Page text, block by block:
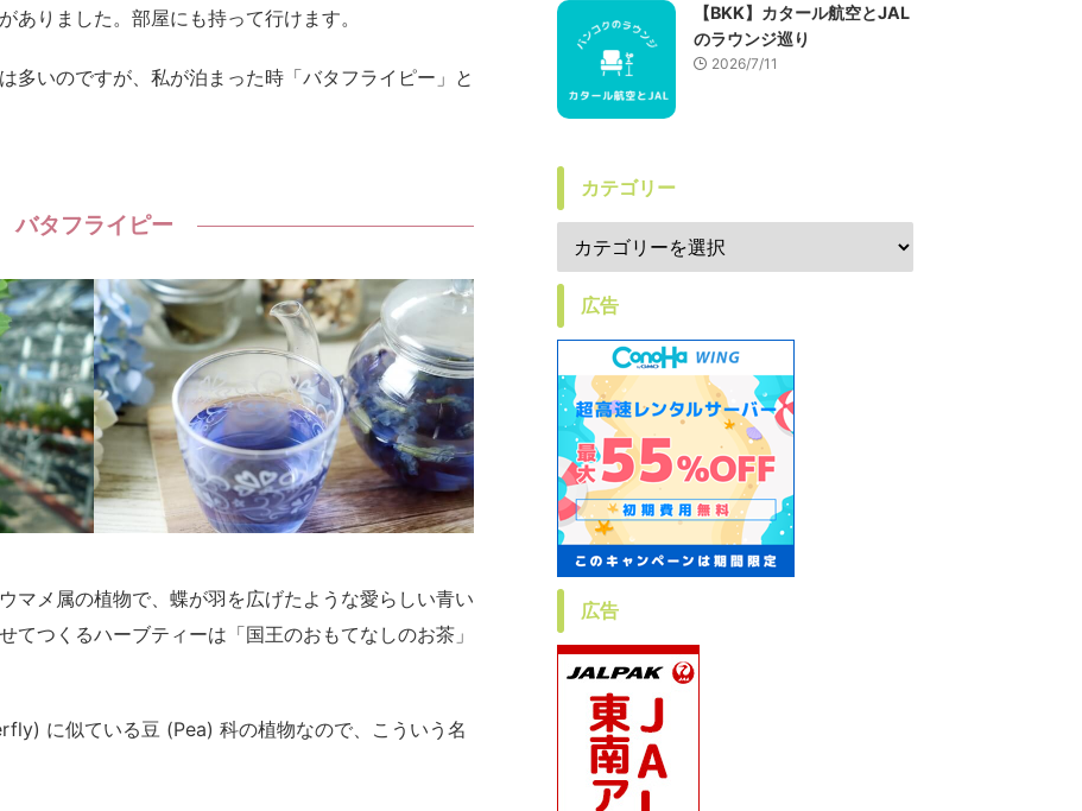
ありました。部屋にも持って行けます。
多いのですが、私が泊まった時「バタフライピー」と
バタフライピー
マメ属の植物で、蝶が羽を広げたような愛らしい青い
てつくるハーブティーは「国王のおもてなしのお茶」
に似ている豆 (Pea) 科の植物なので、こういう名
【BKK】カタール航空とJAL
のラウンジ巡り
2026/7/11
カテゴリー
広告
広告